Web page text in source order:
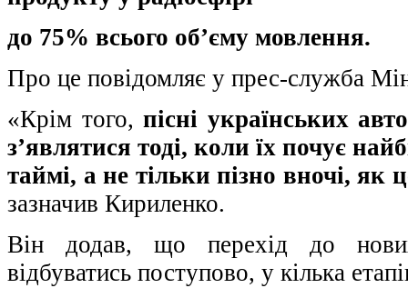
до 75% всього об’єму мовлення.
Про це повідомляє у прес-служба
«Крім того,пісні українських
з’являтися тоді, коли їх почує
таймі, а не тільки пізно вночі, як
зазначив Кириленко.
Він додав, що перехід до
відбуватись поступово, у кілька